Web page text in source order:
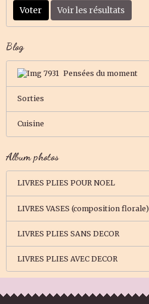
Voter Voir les résultats
Blog
Pensées du moment
Sorties
Cuisine
Album photos
LIVRES PLIES POUR NOEL
LIVRES VASES (composition florale)
LIVRES PLIES SANS DECOR
LIVRES PLIES AVEC DECOR